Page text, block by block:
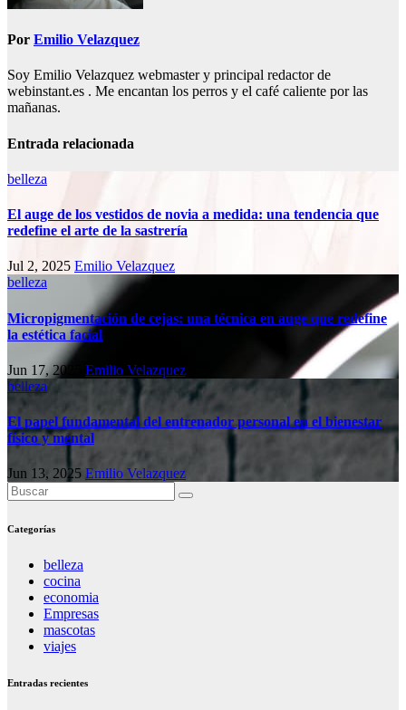
Por Emilio Velazquez
Soy Emilio Velazquez webmaster y principal redactor de
webinstant.es . Me encantan los perros y el café caliente por las
mañanas.
Entrada relacionada
belleza
El auge de los vestidos de novia a medida: una tendencia que
redefine el arte de la sastrería
Jul 2, 2025 Emilio Velazquez
belleza
Micropigmentación de cejas: una técnica en auge que redefine
la estética facial
Jun 17, 2025 Emilio Velazquez
belleza
El papel fundamental del entrenador personal en el bienestar
físico y mental
Jun 13, 2025 Emilio Velazquez
Categorías
belleza
cocina
economia
Empresas
mascotas
viajes
Entradas recientes